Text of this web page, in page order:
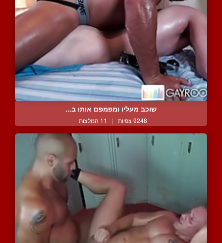
שוכב מעליו ומפמפם אותו ב...
9248 צפיות | 11 המלצות